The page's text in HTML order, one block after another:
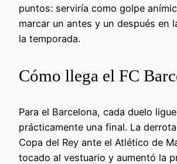
puntos: serviría como golpe
marcar un antes y un después en
la temporada.
Cómo llega el FC
Para el Barcelona, cada duelo
prácticamente una final. La
Copa del Rey ante el Atlético de
tocado al vestuario y aumentó la